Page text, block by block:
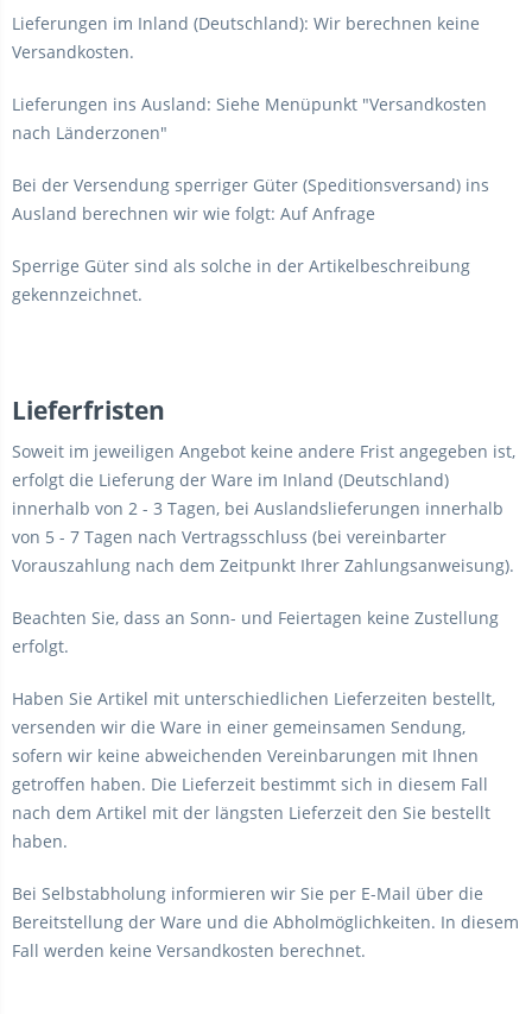
Lieferungen im Inland (Deutschland): Wir berechnen keine
Versandkosten.
Lieferungen ins Ausland: Siehe Menüpunkt "Versandkosten
nach Länderzonen"
Bei der Versendung sperriger Güter (Speditionsversand) ins
Ausland berechnen wir wie folgt: Auf Anfrage
Sperrige Güter sind als solche in der Artikelbeschreibung
gekennzeichnet.
Lieferfristen
Soweit im jeweiligen Angebot keine andere Frist angegeben ist,
erfolgt die Lieferung der Ware im Inland (Deutschland)
innerhalb von 2 - 3 Tagen, bei Auslandslieferungen innerhalb
von 5 - 7 Tagen nach Vertragsschluss (bei vereinbarter
Vorauszahlung nach dem Zeitpunkt Ihrer Zahlungsanweisung).
Beachten Sie, dass an Sonn- und Feiertagen keine Zustellung
erfolgt.
Haben Sie Artikel mit unterschiedlichen Lieferzeiten bestellt,
versenden wir die Ware in einer gemeinsamen Sendung,
sofern wir keine abweichenden Vereinbarungen mit Ihnen
getroffen haben. Die Lieferzeit bestimmt sich in diesem Fall
nach dem Artikel mit der längsten Lieferzeit den Sie bestellt
haben.
Bei Selbstabholung informieren wir Sie per E-Mail über die
Bereitstellung der Ware und die Abholmöglichkeiten. In diesem
Fall werden keine Versandkosten berechnet.